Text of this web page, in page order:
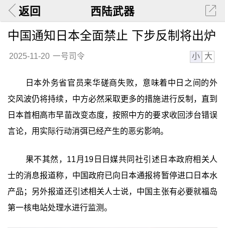
返回 西陆武器
中国通知日本全面禁止 下步反制将出炉
2025-11-20 一号司令 小 大
日本外务省官员来华磋商失败，意味着中日之间的外
交风波仍将持续，中方必然采取更多的措施进行反制，直到
日本首相高市早苗改变态度，按照中方的要求收回涉台错误
言论，用实际行动消弭已经产生的恶劣影响。
果不其然，11月19日日媒共同社引述日本政府相关人
士的消息报道称，中国政府已向日本通报将暂停进口日本水
产品；另外报道还引述相关人士说，中国主张有必要就福岛
第一核电站处理水进行监测。